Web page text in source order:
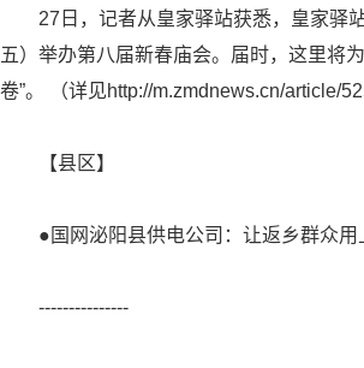
27日，记者从皇家驿站获悉，皇家驿
五）举办第八届新春庙会。届时，这里将
卷”。 （详见http://m.zmdnews.cn/article/
【县区】
●国网泌阳县供电公司：让返乡群众用
---------------